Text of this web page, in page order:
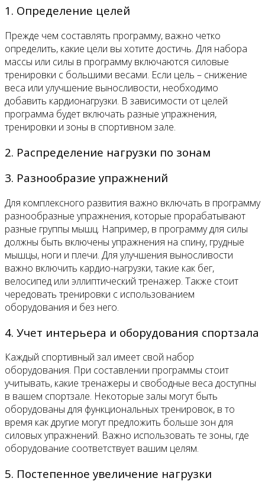
1. Определение целей
Прежде чем составлять программу, важно четко
определить, какие цели вы хотите достичь. Для набора
массы или силы в программу включаются силовые
тренировки с большими весами. Если цель – снижение
веса или улучшение выносливости, необходимо
добавить кардионагрузки. В зависимости от целей
программа будет включать разные упражнения,
тренировки и зоны в спортивном зале.
2. Распределение нагрузки по зонам
3. Разнообразие упражнений
Для комплексного развития важно включать в программу
разнообразные упражнения, которые прорабатывают
разные группы мышц. Например, в программу для силы
должны быть включены упражнения на спину, грудные
мышцы, ноги и плечи. Для улучшения выносливости
важно включить кардио-нагрузки, такие как бег,
велосипед или эллиптический тренажер. Также стоит
чередовать тренировки с использованием
оборудования и без него.
4. Учет интерьера и оборудования спортзала
Каждый спортивный зал имеет свой набор
оборудования. При составлении программы стоит
учитывать, какие тренажеры и свободные веса доступны
в вашем спортзале. Некоторые залы могут быть
оборудованы для функциональных тренировок, в то
время как другие могут предложить больше зон для
силовых упражнений. Важно использовать те зоны, где
оборудование соответствует вашим целям.
5. Постепенное увеличение нагрузки